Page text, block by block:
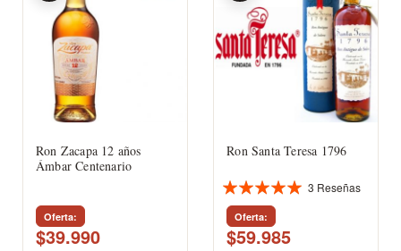
Ron Zacapa 12 años
Ámbar Centenario
Oferta
$39.990
Ron Santa Teresa 1796
Valoración:
100%
3 Reseñas
Oferta
$59.985